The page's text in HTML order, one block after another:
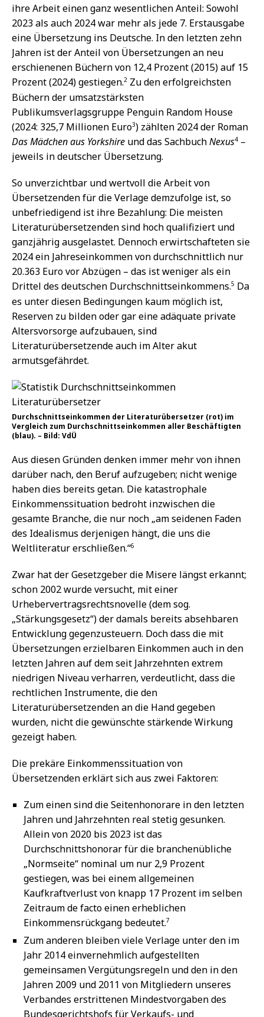
ihre Arbeit einen ganz wesentlichen Anteil: Sowohl
2023 als auch 2024 war mehr als jede 7. Erstausgabe
eine Übersetzung ins Deutsche. In den letzten zehn
Jahren ist der Anteil von Übersetzungen an neu
erschienenen Büchern von 12,4 Prozent (2015) auf 15
Prozent (2024) gestiegen.2 Zu den erfolgreichsten
Büchern der umsatzstärksten
Publikumsverlagsgruppe Penguin Random House
(2024: 325,7 Millionen Euro3) zählten 2024 der Roman
Das Mädchen aus Yorkshire und das SachbuchNexus4 –
jeweils in deutscher Übersetzung.
So unverzichtbar und wertvoll die Arbeit von
Übersetzenden für die Verlage demzufolge ist, so
unbefriedigend ist ihre Bezahlung: Die meisten
Literaturübersetzenden sind hoch qualifiziert und
ganzjährig ausgelastet. Dennoch erwirtschafteten sie
2024 ein Jahreseinkommen von durchschnittlich nur
20.363 Euro vor Abzügen – das ist weniger als ein
Drittel des deutschen Durchschnittseinkommens.5 Da
es unter diesen Bedingungen kaum möglich ist,
Reserven zu bilden oder gar eine adäquate private
Altersvorsorge aufzubauen, sind
Literaturübersetzende auch im Alter akut
armutsgefährdet.
Durchschnittseinkommen der Literaturübersetzer (rot) im
Vergleich zum Durchschnittseinkommen aller Beschäftigten
(blau). – Bild: VdÜ
Aus diesen Gründen denken immer mehr von ihnen
darüber nach, den Beruf aufzugeben; nicht wenige
haben dies bereits getan. Die katastrophale
Einkommenssituation bedroht inzwischen die
gesamte Branche, die nur noch „am seidenen Faden
des Idealismus derjenigen hängt, die uns die
Weltliteratur erschließen.“6
Zwar hat der Gesetzgeber die Misere längst erkannt;
schon 2002 wurde versucht, mit einer
Urhebervertragsrechtsnovelle (dem sog.
„Stärkungsgesetz“) der damals bereits absehbaren
Entwicklung gegenzusteuern. Doch dass die mit
Übersetzungen erzielbaren Einkommen auch in den
letzten Jahren auf dem seit Jahrzehnten extrem
niedrigen Niveau verharren, verdeutlicht, dass die
rechtlichen Instrumente, die den
Literaturübersetzenden an die Hand gegeben
wurden, nicht die gewünschte stärkende Wirkung
gezeigt haben.
Die prekäre Einkommenssituation von
Übersetzenden erklärt sich aus zwei Faktoren:
Zum einen sind die Seitenhonorare in den letzten
Jahren und Jahrzehnten real stetig gesunken.
Allein von 2020 bis 2023 ist das
Durchschnittshonorar für die branchenübliche
„Normseite“ nominal um nur 2,9 Prozent
gestiegen, was bei einem allgemeinen
Kaufkraftverlust von knapp 17 Prozent im selben
Zeitraum de facto einen erheblichen
Einkommensrückgang bedeutet.7
Zum anderen bleiben viele Verlage unter den im
Jahr 2014 einvernehmlich aufgestellten
gemeinsamen Vergütungsregeln und den in den
Jahren 2009 und 2011 von Mitgliedern unseres
Verbandes erstrittenen Mindestvorgaben des
Bundesgerichtshofs für Verkaufs- und